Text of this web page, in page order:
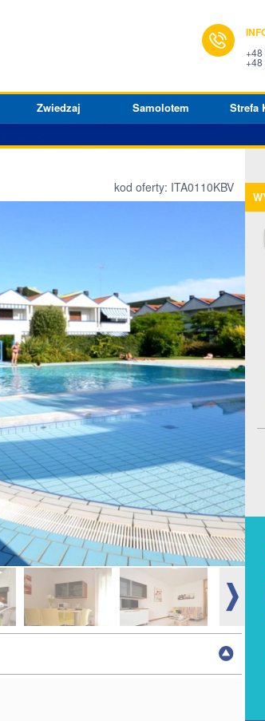
+48
+48
Zwiedzaj Samolotem Strefa
kod oferty: ITA0110KBV